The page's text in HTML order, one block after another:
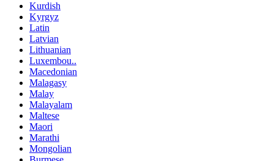
Kurdish
Kyrgyz
Latin
Latvian
Lithuanian
Luxembou..
Macedonian
Malagasy
Malay
Malayalam
Maltese
Maori
Marathi
Mongolian